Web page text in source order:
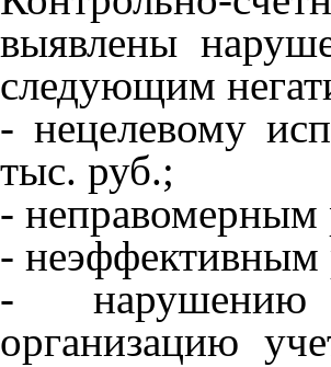
выявлены
следующим
- нецелевому
тыс. руб.;
- неправомерным
- неэффективным
- нарушению
организацию